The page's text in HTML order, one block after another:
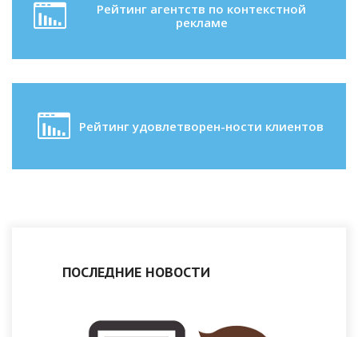
Рейтинг агентств по контекстной
рекламе
Рейтинг удовлетворен-ности клиентов
ПОСЛЕДНИЕ НОВОСТИ